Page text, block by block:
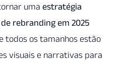
uma estratégia
rebranding em 2025
todos os tamanhos estão
visuais e narrativas para